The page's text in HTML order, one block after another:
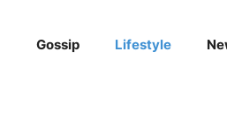
Gossip Lifestyle